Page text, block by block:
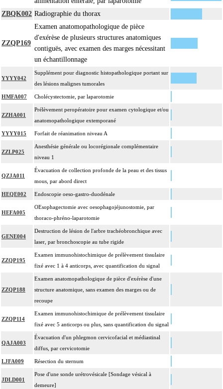
ZBQK002 Radiographie du thorax
ZZQP169
Examen anatomopathologique de pièce
d'exérèse de plusieurs structures anatomiques
contiguës, avec examen des marges nécessitant
un échantillonnage
YYYY042
Supplément pour diagnostic histopathologique portant sur
des lésions malignes tumorales
HMFA007 Cholécystectomie, par laparotomie
ZZHA001
Prélèvement peropératoire pour examen cytologique et/ou
anatomopathologique extemporané
YYYY015 Forfait de réanimation niveau A
ZZLP025
Anesthésie générale ou locorégionale complémentaire
niveau 1
QZJA011
Évacuation de collection profonde de la peau et des tissus
mous, par abord direct
HEQE002 Endoscopie oeso-gastro-duodénale
HEFA005
OEsophagectomie avec oesophagojéjunostomie, par
thoraco-phréno-laparotomie
GENE004
Destruction de lésion de l'arbre trachéobronchique avec
laser, par bronchoscopie au tube rigide
ZZQP195
Examen immunohistochimique de prélèvement tissulaire
fixé avec 1 à 4 anticorps, avec quantification du signal
ZZQP188
Examen anatomopathologique de pièce d'exérèse d'une
structure anatomique, sans examen des marges ou de
recoupe
ZZQP114
Examen immunohistochimique de prélèvement tissulaire
fixé avec 5 anticorps ou plus, sans quantification du signal
QAJA003
Évacuation d'un phlegmon cervicofacial et médiastinal
diffus, par cervicotomie
LJFA009 Résection du sternum
JDLD001
Pose d'une sonde urétrovésicale [Sondage vésical à
demeure]